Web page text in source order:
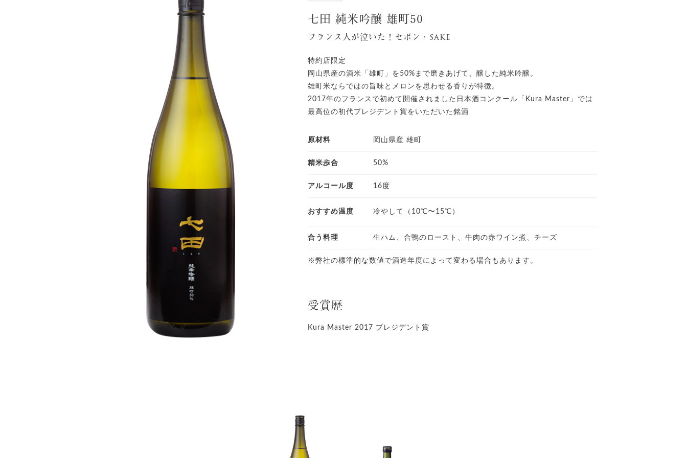
七田 純米吟醸 雄町50
フランス人が泣いた！セボン・sake
特約店限定
岡山県産の酒米「雄町」を50%まで磨きあげて、醸した純米吟醸。
雄町米ならではの旨味とメロンを思わせる香りが特徴。
2017年のフランスで初めて開催されました日本酒コンクール「Kura Master」では
最高位の初代プレジデント賞をいただいた銘酒
原材料 岡山県産 雄町
精米歩合 50%
アルコール度 16度
おすすめ温度 冷やして（10℃〜15℃）
合う料理 生ハム、合鴨のロースト、牛肉の赤ワイン煮、チーズ
※弊社の標準的な数値で酒造年度によって変わる場合もあります。
受賞歴
Kura Master 2017 プレジデント賞